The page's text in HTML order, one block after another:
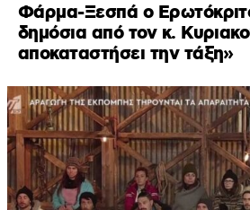
Φάρμα-Ξεσπά ο
δημόσια από τον κ.
αποκαταστήσει την τάξη»